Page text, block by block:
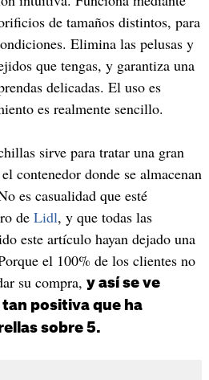
de tamaños distintos, para
Elimina las pelusas y
que tengas, y garantiza una
delicadas. El uso es
es realmente sencillo.
sirve para tratar una gran
contenedor donde se almacenan
es casualidad que esté
de Lidl, y que todas las
este artículo hayan dejado una
el 100% de los clientes no
su compra, y así se ve
positiva que ha
sobre 5.